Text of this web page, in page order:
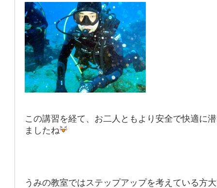
この講習を経て、お二人ともより安全で快適に
ましたね
うみの教室ではステップアップを考えている方